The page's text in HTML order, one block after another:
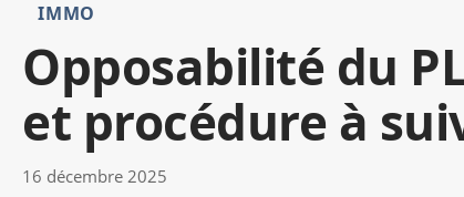
IMMO
Opposabilité du
et procédure à
16 décembre 2025